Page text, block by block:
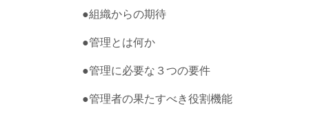
●組織からの期待
●管理とは何か
●管理に必要な３つの要件
●管理者の果たすべき役割機能